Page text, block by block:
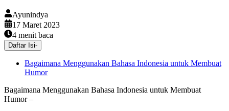
Ayunindya
17 Maret 2023
4 menit baca
Daftar Isi-
Bagaimana Menggunakan Bahasa Indonesia untuk Membuat
Humor
Bagaimana Menggunakan Bahasa Indonesia untuk Membuat
Humor –